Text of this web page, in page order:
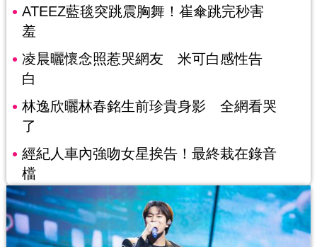
ATEEZ藍毯突跳震胸舞！崔傘跳完秒害
羞
凌晨曬懷念照惹哭網友 米可白感性告
白
林逸欣曬林春銘生前珍貴身影 全網看哭
了
經紀人車內強吻女星挨告！最終栽在錄音
檔